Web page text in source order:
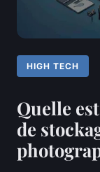
HIGH TECH
Quelle
de